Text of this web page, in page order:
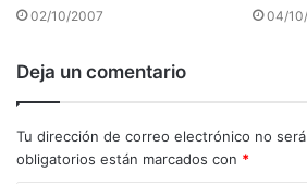
02/10/2007 04/
Deja un comentario
Tu dirección de correo electrónico no
obligatorios están marcados con *